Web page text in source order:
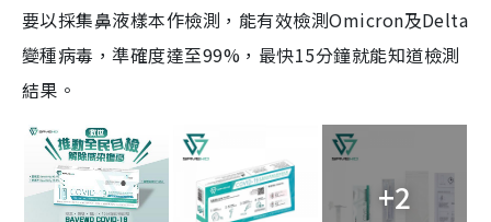
要以採集鼻液樣本作檢測，能有效檢測Omicron及Delta
變種病毒，準確度達至99%，最快15分鐘就能知道檢測
結果。
+2